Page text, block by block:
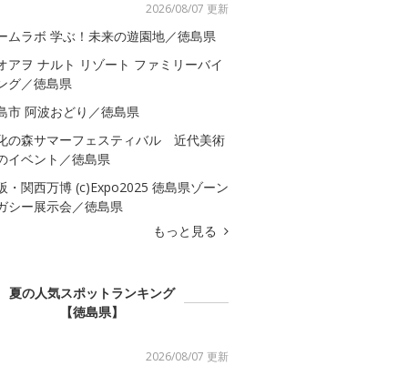
2026/08/07 更新
ムラボ 学ぶ！未来の遊園地／徳島県
アヲ ナルト リゾート ファミリーバイ
グ／徳島県
市 阿波おどり／徳島県
の森サマーフェスティバル 近代美術
イベント／徳島県
・関西万博 (c)Expo2025 徳島県ゾーン
シー展示会／徳島県
もっと見る
夏の人気スポットランキング
【徳島県】
2026/08/07 更新